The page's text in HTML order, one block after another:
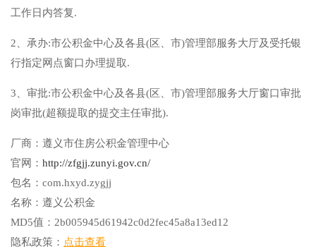
工作日内答复.
2、承办:市公积金中心及各县(区、市)管理部服务大厅及受托银
行指定网点窗口办理提取.
3、审批:市公积金中心及各县(区、市)管理部服务大厅窗口审批
岗审批(超额提取的提交主任审批).
厂商： 遵义市住房公积金管理中心
官网： http://zfgjj.zunyi.gov.cn/
包名： com.hxyd.zygjj
名称： 遵义公积金
MD5值： 2b005945d61942c0d2fec45a8a13ed12
隐私政策： 点击查看